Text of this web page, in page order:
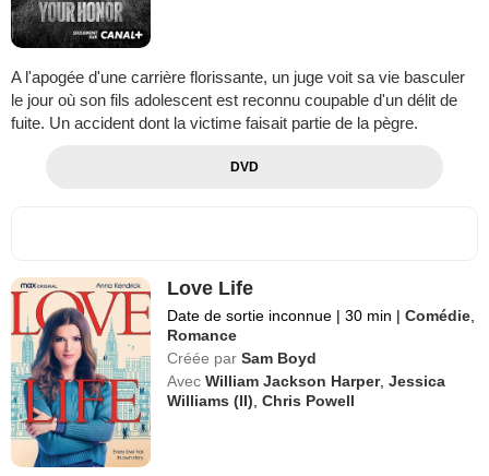
A l'apogée d'une carrière florissante, un juge voit sa vie basculer
le jour où son fils adolescent est reconnu coupable d'un délit de
fuite. Un accident dont la victime faisait partie de la pègre.
DVD
Love Life
Date de sortie inconnue | 30 min | Comédie
Romance
Créée par Sam Boyd
Avec William Jackson Harper,Jessica
Williams (II) ,Chris Powell